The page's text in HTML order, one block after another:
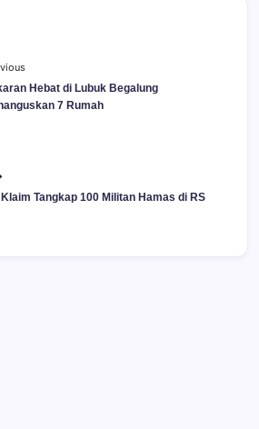
Hebat di Lubuk Begalung
7 Rumah
Klaim Tangkap 100 Militan Hamas di RS